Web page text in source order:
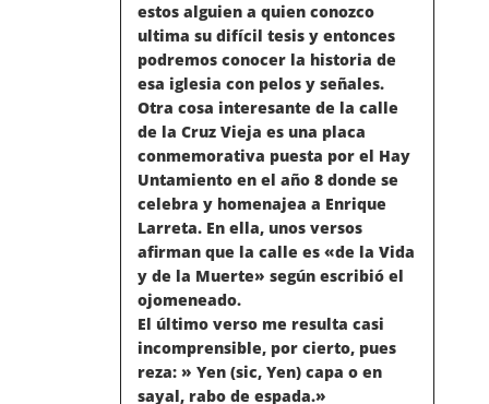
estos alguien a quien conozco
ultima su difícil tesis y entonces
podremos conocer la historia de
esa iglesia con pelos y señales.
Otra cosa interesante de la calle
de la Cruz Vieja es una placa
conmemorativa puesta por el Hay
Untamiento en el año 8 donde se
celebra y homenajea a Enrique
Larreta. En ella, unos versos
afirman que la calle es «de la Vida
y de la Muerte» según escribió el
ojomeneado.
El último verso me resulta casi
incomprensible, por cierto, pues
reza: » Yen (sic, Yen) capa o en
sayal, rabo de espada.»